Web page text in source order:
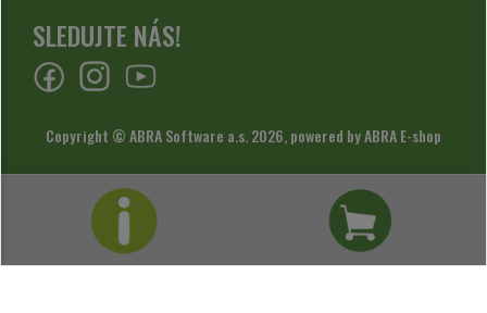
SLEDUJTE NÁS!
Copyright © ABRA Software a.s. 2026,powered by ABRA E-shop